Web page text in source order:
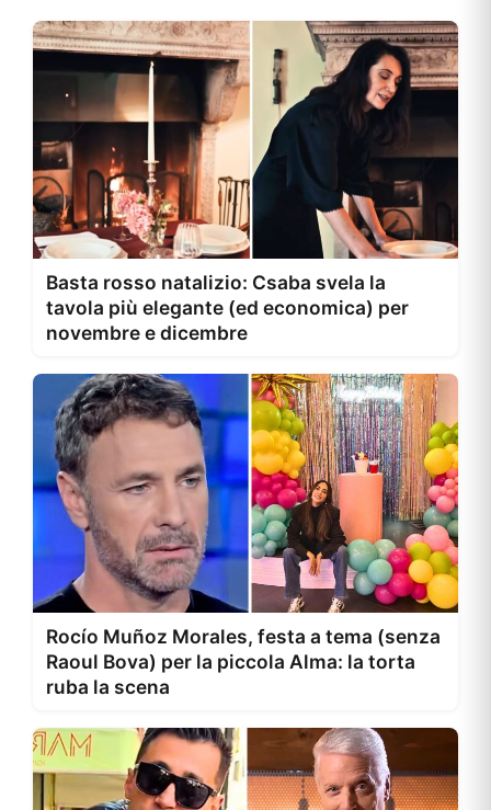
Basta rosso natalizio: Csaba svela la
tavola più elegante (ed economica) per
novembre e dicembre
Rocío Muñoz Morales, festa a tema (senza
Raoul Bova) per la piccola Alma: la torta
ruba la scena